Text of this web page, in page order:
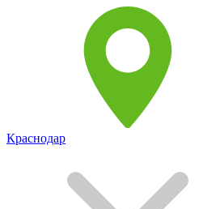
Краснодар